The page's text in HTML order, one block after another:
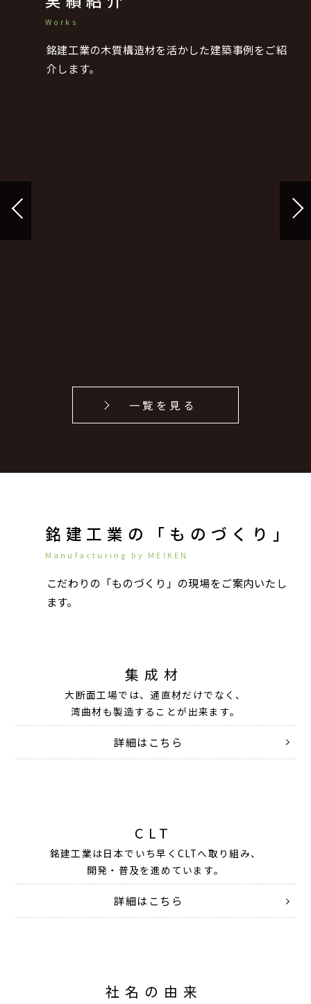
Works
銘建工業の木質構造材を活かした建築事例をご紹
介します。
一覧を見る
銘建工業の「ものづくり」
Manufacturing by MEIKEN
こだわりの「ものづくり」の現場をご案内いたし
ます。
集成材
大断面工場では、通直材だけでなく、
湾曲材も製造することが出来ます。
詳細はこちら
CLT
銘建工業は日本でいち早くCLTへ取り組み、
開発・普及を進めています。
詳細はこちら
社名の由来